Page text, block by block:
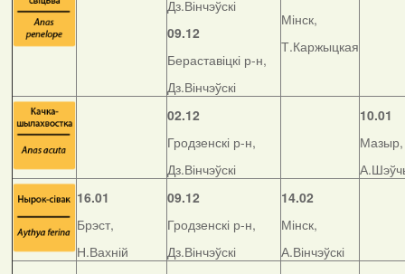
Дз.Вінчэўскі
09.12
Бераставіцкі р-н,
Дз.Вінчэўскі
Мінск,
Т.Каржыцкая
02.12
Гродзенскі р-н,
Дз.Вінчэўскі
10.01
Мазыр,
16.01
Брэст,
Н.Вахній
09.12
Гродзенскі р-н,
Дз.Вінчэўскі
14.02
Мінск,
А.Вінчэўскі